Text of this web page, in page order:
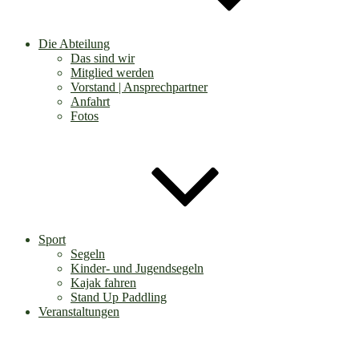
Die Abteilung
Das sind wir
Mitglied werden
Vorstand | Ansprechpartner
Anfahrt
Fotos
Sport
Segeln
Kinder- und Jugendsegeln
Kajak fahren
Stand Up Paddling
Veranstaltungen